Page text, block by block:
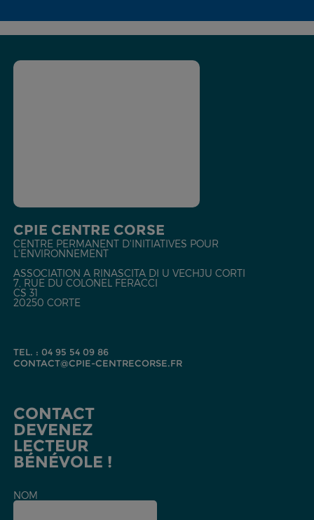
CPIE CENTRE CORSE
CENTRE PERMANENT D'INITIATIVES POUR
L'ENVIRONNEMENT
ASSOCIATION A RINASCITA DI U VECHJU CORTI
7, RUE DU COLONEL FERACCI
CS 31
20250 CORTE
TEL. : 04 95 54 09 86
CONTACT@CPIE-CENTRECORSE.FR
CONTACT
DEVENEZ
LECTEUR
BÉNÉVOLE !
NOM